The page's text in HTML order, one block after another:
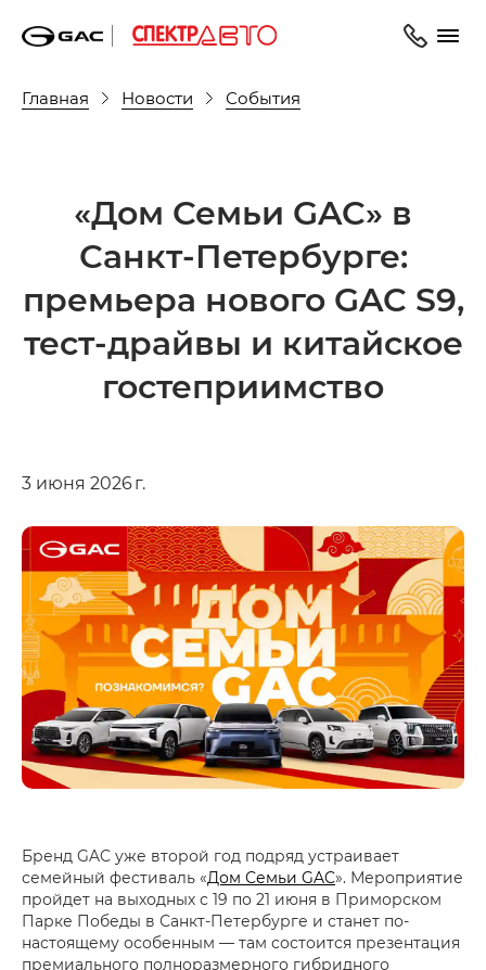
Главная Новости События
«Дом Семьи GAC» в
Санкт-Петербурге:
премьера нового GAC S9,
тест-драйвы и китайское
гостеприимство
3 июня 2026 г.
Бренд GAC уже второй год подряд устраивает
семейный фестиваль «Дом Семьи GAC». Мероприятие
пройдет на выходных с 19 по 21 июня в Приморском
Парке Победы в Санкт-Петербурге и станет по-
настоящему особенным — там состоится презентация
премиального полноразмерного гибридного